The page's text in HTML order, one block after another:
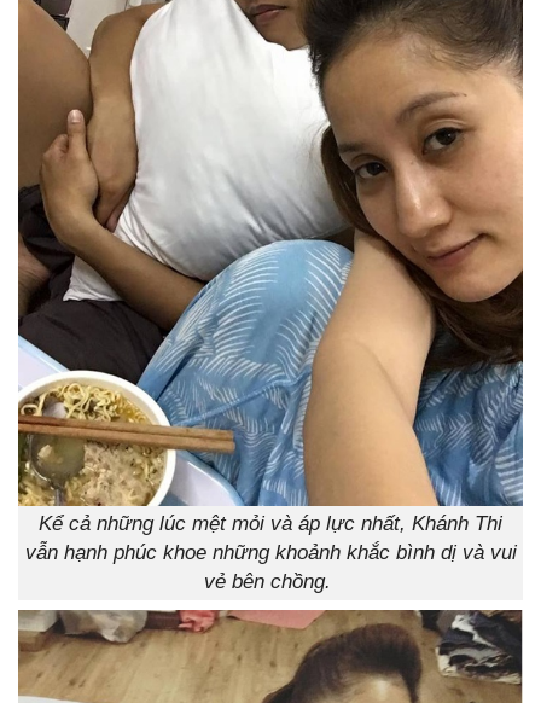
Kể cả những lúc mệt mỏi và áp lực nhất, Khánh Thi
vẫn hạnh phúc khoe những khoảnh khắc bình dị và vui
vẻ bên chồng.